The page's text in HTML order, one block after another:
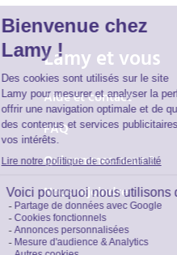
Lamy et vous
Aide et contact
FAQ
Qui sommes-nous ?
Nous rejoindre